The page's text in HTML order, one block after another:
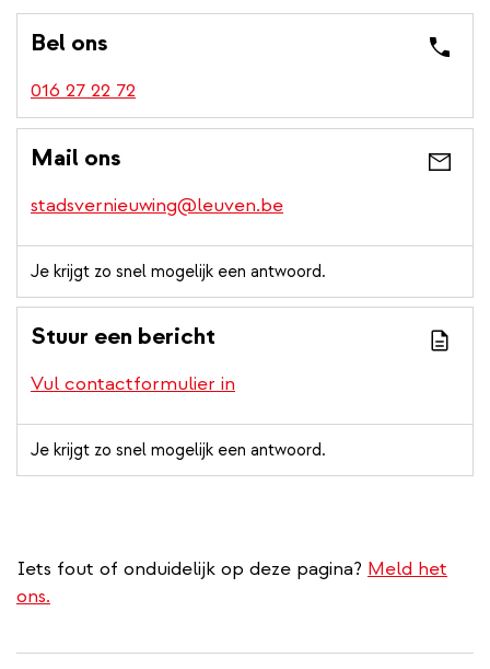
Bel ons
016 27 22 72
Mail ons
stadsvernieuwing@leuven.be
Je krijgt zo snel mogelijk een antwoord.
Stuur een bericht
Vul contactformulier in
Je krijgt zo snel mogelijk een antwoord.
Iets fout of onduidelijk op deze pagina? Meld het
ons.